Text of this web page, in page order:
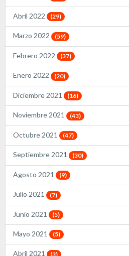
Abril 2022 (29)
Marzo 2022 (59)
Febrero 2022 (37)
Enero 2022 (20)
Diciembre 2021 (16)
Noviembre 2021 (43)
Octubre 2021 (47)
Septiembre 2021 (30)
Agosto 2021 (9)
Julio 2021 (7)
Junio 2021 (5)
Mayo 2021 (5)
Abril 2021 (3)